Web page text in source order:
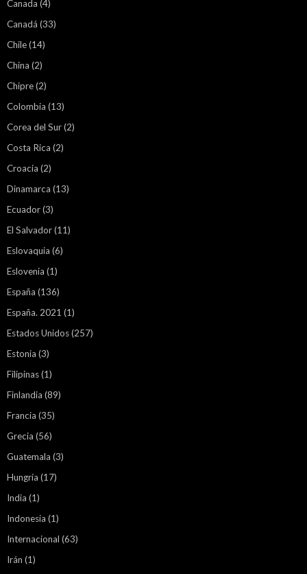
Canada (4)
Canadá (33)
Chile(14)
China (2)
Chipre(2)
Colombia (13)
Corea del Sur(2)
Costa Rica (2)
Croacia (2)
Dinamarca (13)
Ecuador(3)
El Salvador(11)
Eslovaquia (6)
Eslovenia (1)
España (136)
España. 2021 (1)
Estados Unidos(257)
Estonia (3)
Filipinas(1)
Finlandia (89)
Francia (35)
Grecia (56)
Guatemala (3)
Hungría (17)
India (1)
Indonesia (1)
Internacional (63)
Irán (1)